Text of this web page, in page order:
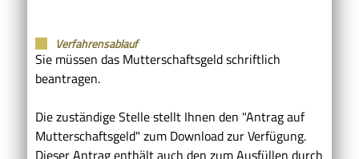
Verfahrensablauf
Sie müssen das Mutterschaftsgeld schriftlich
beantragen.
Die zuständige Stelle stellt Ihnen den "Antrag auf
Mutterschaftsgeld" zum Download zur Verfügung.
Dieser Antrag enthält auch den zum Ausfüllen durch